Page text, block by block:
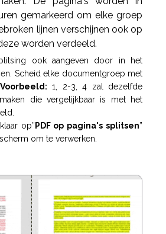
gemarkeerd om elke groep
lijnen verschijnen ook op
worden verdeeld.
ook aangeven door in het
Scheid elke documentgroep met
Voorbeeld: 1, 2-3, 4 zal dezelfde
die vergelijkbaar is met het
op” PDF op pagina's splitsen”
om te verwerken.